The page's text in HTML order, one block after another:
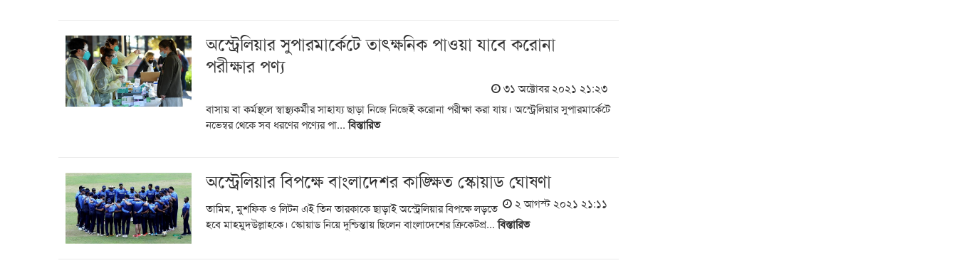
অস্ট্রেলিয়ার সুপারমার্কেটে তাৎক্ষনিক পাওয়া যাবে করোনা
পরীক্ষার পণ্য
৩১ অক্টোবর ২০২১ ২১:২৩
বাসায় বা কর্মস্থলে স্বাস্থ্যকর্মীর সাহায্য ছাড়া নিজে নিজেই করোনা পরীক্ষা করা যায়। অস্ট্রেলিয়ার সুপারমার্কেটে
নভেম্বর থেকে সব ধরণের পণ্যের পা...বিস্তারিত
অস্ট্রেলিয়ার বিপক্ষে বাংলাদেশর কাঙ্ক্ষিত স্কোয়াড ঘোষণা
২ আগস্ট ২০২১ ২১:১১
তামিম, মুশফিক ও লিটন এই তিন তারকাকে ছাড়াই অস্ট্রেলিয়ার বিপক্ষে লড়তে
হবে মাহমুদউল্লাহকে। স্কোয়াড নিয়ে দুশ্চিন্তায় ছিলেন বাংলাদেশের ক্রিকেটপ্র...বিস্তারিত